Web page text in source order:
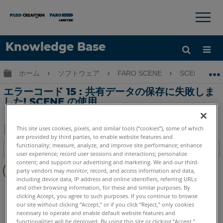
Knowledge Base
言語
×
グローバル階層を展開/折りたたむ
ホーム ソフトウェア FARO SCENE SCENE
エラーコード 15 : 共有データの保存に失敗しま
した! SCENE の使用
PDF
と
し
て
目次
ヘ
ー
な
し
SCENE 5.x
This site uses cookies, pixels, and similar tools (“cookies”), some of which
are provided by third parties, to enable website features and
functionality; measure, analyze, and improve site performance; enhance
user experience; record user sessions and interactions; personalize
content; and support our advertising and marketing. We and our third-
party vendors may monitor, record, and access information and data,
including device data, IP address and online identifiers, referring URLs
and other browsing information, for these and similar purposes. By
clicking Accept, you agree to such purposes. If you continue to browse
our site without clicking “Accept,” or if you click “Reject,” only cookies
necessary to operate and enable default website features and
functionalities will be deployed. By using this site or clicking “Accept,”